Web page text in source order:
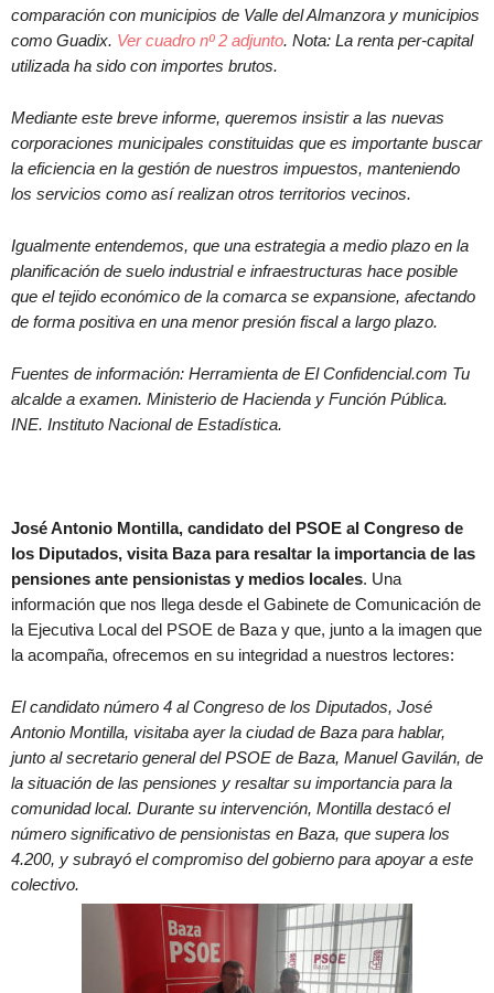
comparación con municipios de Valle del Almanzora y municipios
como Guadix. Ver cuadro nº 2 adjunto. Nota: La renta per-capital
utilizada ha sido con importes brutos.
Mediante este breve informe, queremos insistir a las nuevas
corporaciones municipales constituidas que es importante buscar
la eficiencia en la gestión de nuestros impuestos, manteniendo
los servicios como así realizan otros territorios vecinos.
Igualmente entendemos, que una estrategia a medio plazo en la
planificación de suelo industrial e infraestructuras hace posible
que el tejido económico de la comarca se expansione, afectando
de forma positiva en una menor presión fiscal a largo plazo.
Fuentes de información: Herramienta de El Confidencial.com Tu
alcalde a examen. Ministerio de Hacienda y Función Pública.
INE. Instituto Nacional de Estadística.
José Antonio Montilla, candidato del PSOE al Congreso de
los Diputados, visita Baza para resaltar la importancia de las
pensiones ante pensionistas y medios locales. Una
información que nos llega desde el Gabinete de Comunicación de
la Ejecutiva Local del PSOE de Baza y que, junto a la imagen que
la acompaña, ofrecemos en su integridad a nuestros lectores:
El candidato número 4 al Congreso de los Diputados, José
Antonio Montilla, visitaba ayer la ciudad de Baza para hablar,
junto al secretario general del PSOE de Baza, Manuel Gavilán, de
la situación de las pensiones y resaltar su importancia para la
comunidad local. Durante su intervención, Montilla destacó el
número significativo de pensionistas en Baza, que supera los
4.200, y subrayó el compromiso del gobierno para apoyar a este
colectivo.